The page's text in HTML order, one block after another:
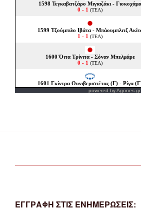
powered byAgones.gr
ΕΓΓΡΑΦΗ ΣΤΙΣ ΕΝΗΜΕΡΩΣΕΙΣ: